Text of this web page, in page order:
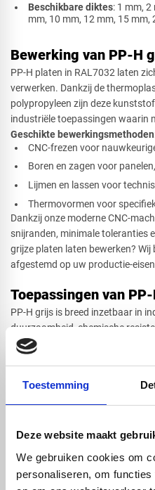
Toestemming
Deze website maakt
We gebruiken cookies om
personaliseren, om
Beschikbare diktes: 1 mm, 2
mm, 10 mm, 12 mm, 15
Bewerking van PP-H
PP-H platen in RAL7032 laten
verwerken. Dankzij de
polypropyleen zijn deze
industriële toepassingen waarin
Geschikte bewerkingsmethoden
CNC-frezen voor
Boren en zagen voor
Lijmen en lassen voor
Thermovormen voor
Dankzij onze moderne CNC-
snijranden, minimale toleranties
grijze platen laten bewerken?
afgestemd op uw productie-
Toepassingen van
PP-H grijs is breed inzetbaar in
duurzaamheid, chemische
zijn. De neutrale grijze kleur
Leidingsystemen,
installatietechniek
werkplaatsen
Onderdelen in